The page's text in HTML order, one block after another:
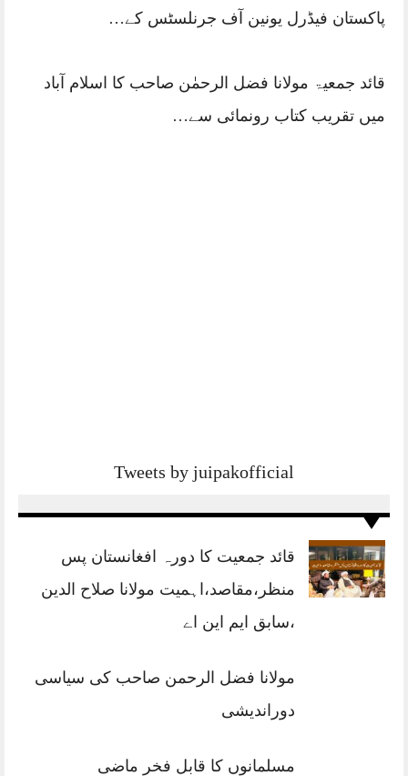
پاکستان فیڈرل یونین آف جرنلسٹس کے…
قائد جمعیۃ مولانا فضل الرحمٰن صاحب کا اسلام آباد
میں تقریب کتاب رونمائی سے…
Tweets by juipakofficial
قائد جمعیت کا دورہ افغانستان پس
منظر،مقاصد،اہمیت مولانا صلاح الدین
،سابق ایم این اے
مولانا فضل الرحمن صاحب کی سیاسی
دوراندیشی
مسلمانوں کا قابل فخر ماضی